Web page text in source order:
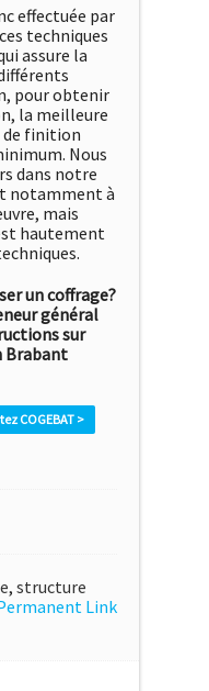
effectuée par
techniques
assure la
pour obtenir
la meilleure
finition
Nous
dans notre
notamment à
mais
hautement
un coffrage?
général
sur
Brabant
COGEBAT >
, structure
Link